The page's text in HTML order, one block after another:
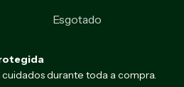
cuidados durante toda a compra.